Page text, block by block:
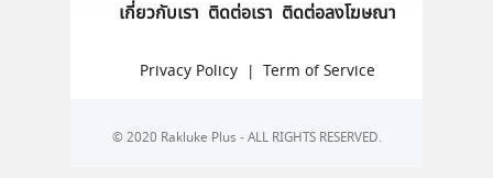
เกี่ยวกับเรา ติดต่อเรา ติดต่อลงโฆษณา
Privacy Policy | Term of Service
© 2020 Rakluke Plus - ALL RIGHTS RESERVED.